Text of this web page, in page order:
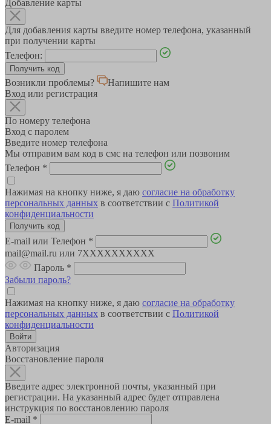
Добавление карты
Для добавления карты введите номер телефона, указанный
при получении карты
Телефон:
Возникли проблемы?
Напишите нам
Вход или регистрация
По номеру телефона
Вход с паролем
Введите номер телефона
Мы отправим вам код в смс на телефон или позвоним
Телефон *
Нажимая на кнопку ниже, я даю согласие на обработку
персональных данных в соответствии с Политикой
конфиденциальности
E-mail или Телефон *
mail@mail.ru или 7XXXXXXXXXX
Пароль *
Забыли пароль?
Нажимая на кнопку ниже, я даю согласие на обработку
персональных данных в соответствии с Политикой
конфиденциальности
Авторизация
Восстановление пароля
Введите адрес электронной почты, указанный при
регистрации. На указанный адрес будет отправлена
инструкция по восстановлению пароля
E-mail *